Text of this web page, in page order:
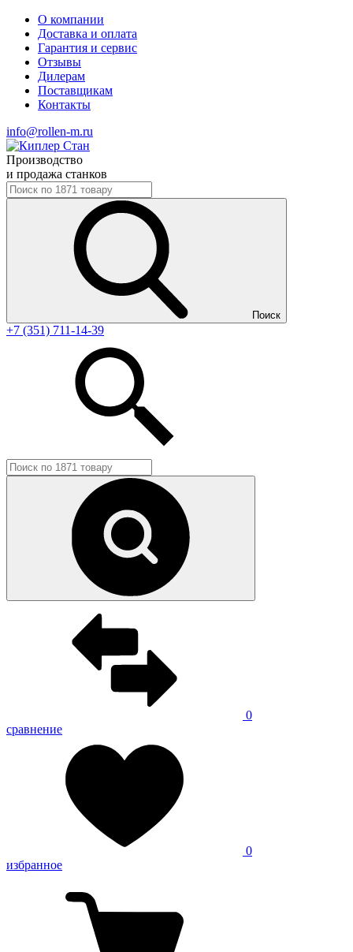
О компании
Доставка и оплата
Гарантия и сервис
Отзывы
Дилерам
Поставщикам
Контакты
info@rollen-m.ru
Производство
и продажа станков
Поиск
+7 (351) 711-14-39
0
сравнение
0
избранное